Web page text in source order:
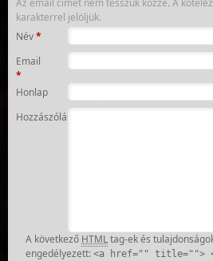
Az email címet nem tesszük közzé. A
karakterrel jelöljük.
Név*
Email
*
Honlap
Hozzászólás
A következő HTMLtag-ek és
engedélyezett: <a href="" title="">